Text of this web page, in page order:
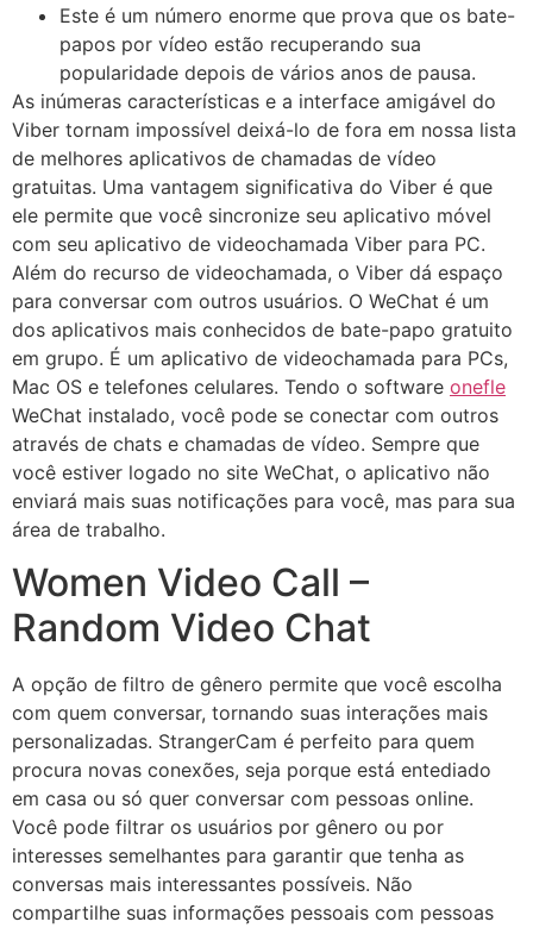
Este é um número enorme que prova que os bate-
papos por vídeo estão recuperando sua
popularidade depois de vários anos de pausa.
As inúmeras características e a interface amigável do
Viber tornam impossível deixá-lo de fora em nossa lista
de melhores aplicativos de chamadas de vídeo
gratuitas. Uma vantagem significativa do Viber é que
ele permite que você sincronize seu aplicativo móvel
com seu aplicativo de videochamada Viber para PC.
Além do recurso de videochamada, o Viber dá espaço
para conversar com outros usuários. O WeChat é um
dos aplicativos mais conhecidos de bate-papo gratuito
em grupo. É um aplicativo de videochamada para PCs,
Mac OS e telefones celulares. Tendo o software onefle
WeChat instalado, você pode se conectar com outros
através de chats e chamadas de vídeo. Sempre que
você estiver logado no site WeChat, o aplicativo não
enviará mais suas notificações para você, mas para sua
área de trabalho.
Women Video Call –
Random Video Chat
A opção de filtro de gênero permite que você escolha
com quem conversar, tornando suas interações mais
personalizadas. StrangerCam é perfeito para quem
procura novas conexões, seja porque está entediado
em casa ou só quer conversar com pessoas online.
Você pode filtrar os usuários por gênero ou por
interesses semelhantes para garantir que tenha as
conversas mais interessantes possíveis. Não
compartilhe suas informações pessoais com pessoas